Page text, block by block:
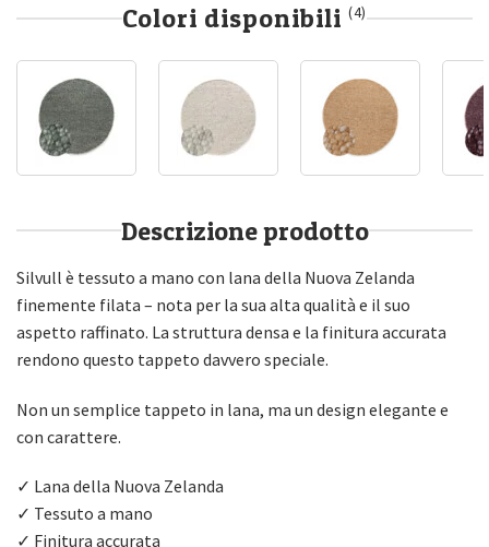
Colori disponibili (4)
Descrizione prodotto
Silvull è tessuto a mano con lana della Nuova Zelanda
finemente filata – nota per la sua alta qualità e il suo
aspetto raffinato. La struttura densa e la finitura accurata
rendono questo tappeto davvero speciale.
Non un semplice tappeto in lana, ma un design elegante e
con carattere.
✓ Lana della Nuova Zelanda
✓ Tessuto a mano
✓ Finitura accurata